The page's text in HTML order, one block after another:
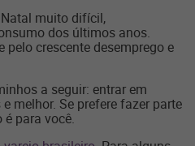
muito difícil,
dos últimos anos.
crescente desemprego e
a seguir: entrar em
melhor. Se prefere fazer parte
é para você.